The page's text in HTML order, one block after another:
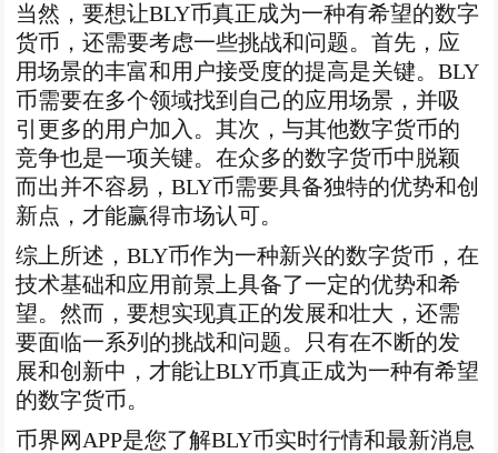
当然，要想让BLY币真正成为一种有希望的数字
货币，还需要考虑一些挑战和问题。首先，应
用场景的丰富和用户接受度的提高是关键。BLY
币需要在多个领域找到自己的应用场景，并吸
引更多的用户加入。其次，与其他数字货币的
竞争也是一项关键。在众多的数字货币中脱颖
而出并不容易，BLY币需要具备独特的优势和创
新点，才能赢得市场认可。
综上所述，BLY币作为一种新兴的数字货币，在
技术基础和应用前景上具备了一定的优势和希
望。然而，要想实现真正的发展和壮大，还需
要面临一系列的挑战和问题。只有在不断的发
展和创新中，才能让BLY币真正成为一种有希望
的数字货币。
币界网APP是您了解BLY币实时行情和最新消息